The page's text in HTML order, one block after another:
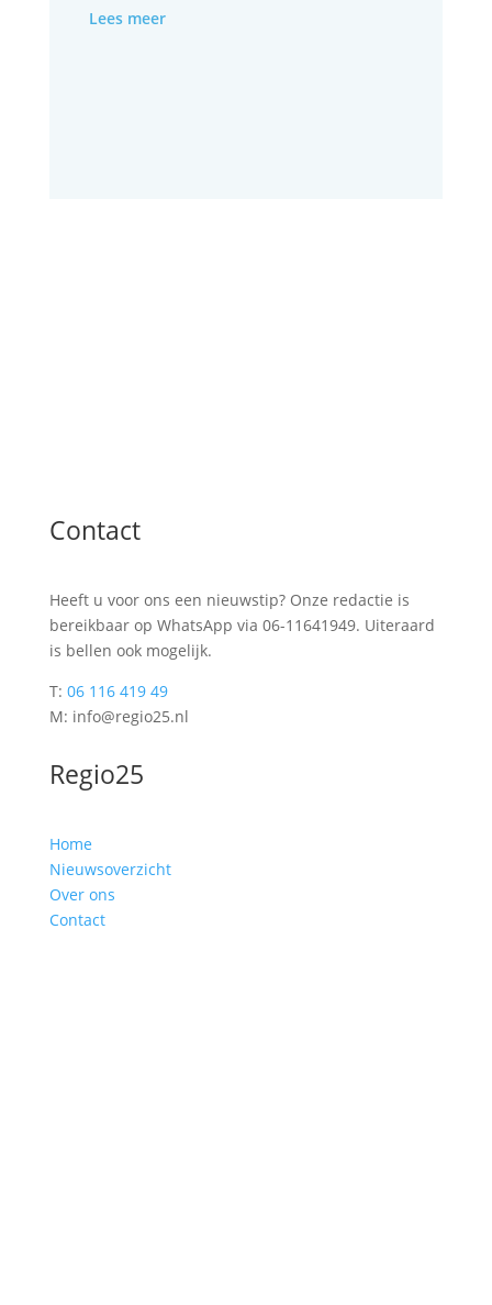
Lees meer
Contact
Heeft u voor ons een nieuwstip? Onze redactie is
bereikbaar op WhatsApp via 06-11641949. Uiteraard
is bellen ook mogelijk.
T: 06 116 419 49
M: info@regio25.nl
Regio25
Home
Nieuwsoverzicht
Over ons
Contact